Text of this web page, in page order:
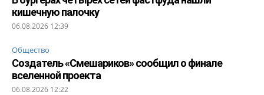
кишечную палочку
06.08.2026 12:39
Общество
Создатель «Смешариков» сообщил о финале
вселенной проекта
06.08.2026 12:22